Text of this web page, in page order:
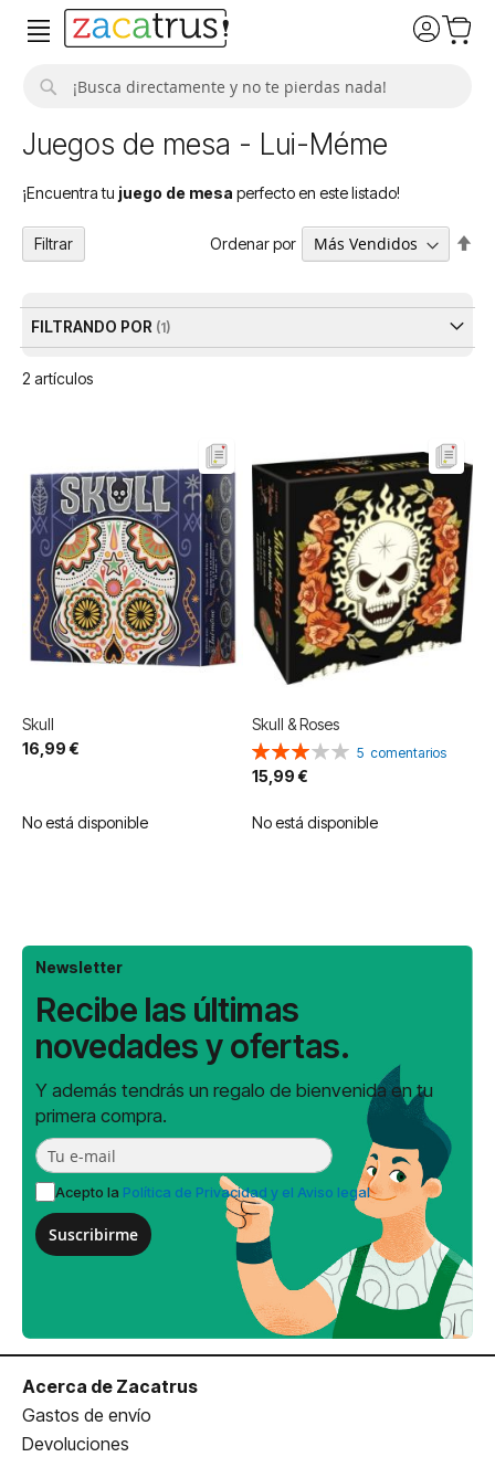
Juegos de mesa - Lui-Méme
¡Encuentra tu juego de mesa perfecto en este listado!
2 artículos
Ordenar por
Skull
16,99 €
No está disponible
Skull & Roses
Valoración:
60%
5 comentarios
15,99 €
No está disponible
Filtrar
FILTRANDO POR
Newsletter
Recibe las últimas
novedades y ofertas.
Y además tendrás un regalo de bienvenida en tu
primera compra.
Acepto la Política de Privacidad y el Aviso legal
Suscribirme
Acerca de Zacatrus
Gastos de envío
Devoluciones